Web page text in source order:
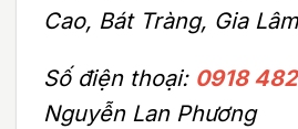
Cao, Bát Tràng, Gia
Số điện thoại: 0918
Nguyễn Lan Phương